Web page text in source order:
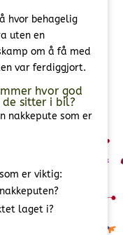
hvor behagelig
uten en
om å få med
var ferdiggjort.
hvor god
sitter i bil?
nakkepute som er
er viktig:
laget i?